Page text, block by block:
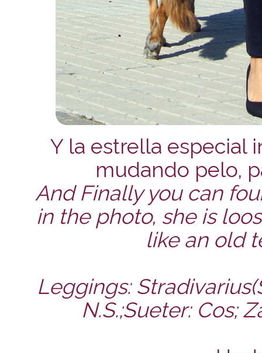
Y la estrella especial
mudando pelo,
And Finally you can
in the photo, she is
like an old
Leggings:
N.S.;Sueter: Cos;